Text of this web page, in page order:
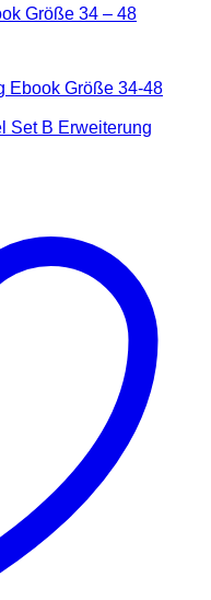
Größe 34 – 48